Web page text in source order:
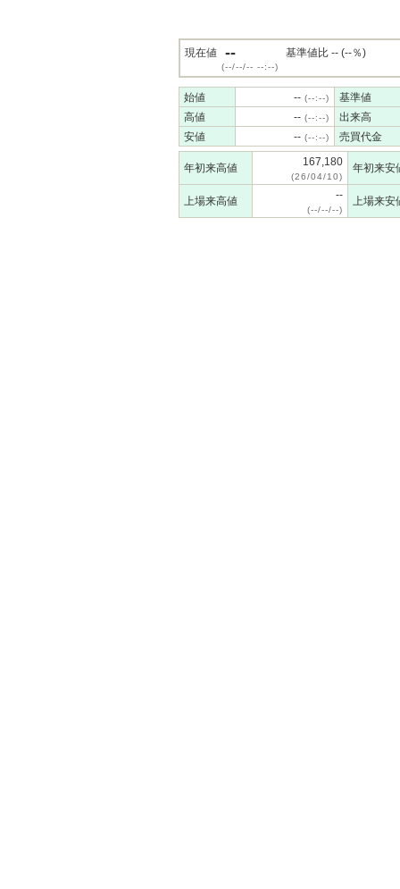
現在値 --
(--/--/-- --:--)
基準値比 -- (--％)
始値 -- (--:--)
基準値
高値
-- (--:--)
出来高
安値
-- (--:--) 売買代金
年初来高値 167,180
(26/04/10)
年初来安
上場来高値 --
(--/--/--)
上場来安